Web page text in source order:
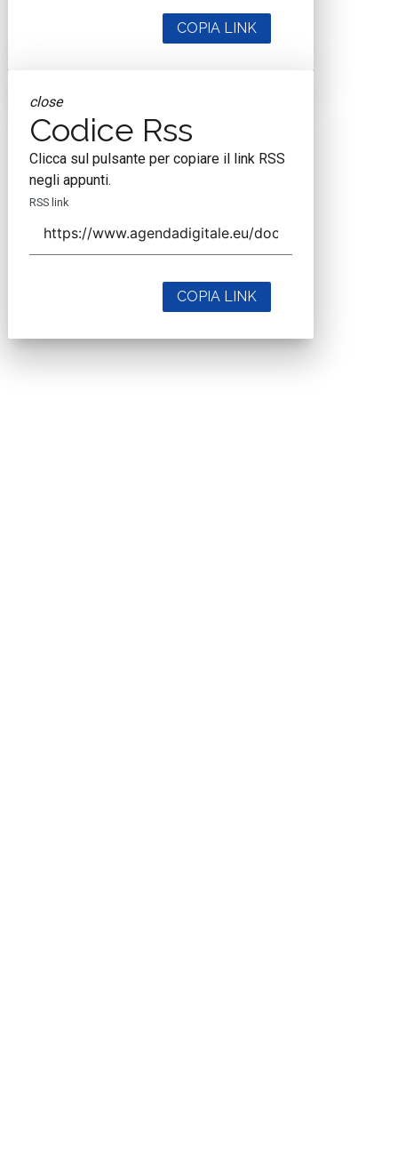
COPIA LINK
close
Codice Rss
Clicca sul pulsante per copiare il link RSS
negli appunti.
RSS link
COPIA LINK